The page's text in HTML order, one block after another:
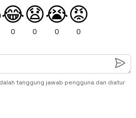
😂
0
😧
0
😭
0
😡
0
tanggung jawab pengguna dan diatur